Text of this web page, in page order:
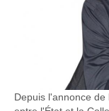
Depuis l'annonce de